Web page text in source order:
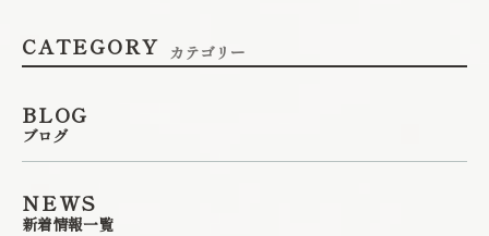
CATEGORY カテゴリー
BLOG
ブログ
NEWS
新着情報一覧